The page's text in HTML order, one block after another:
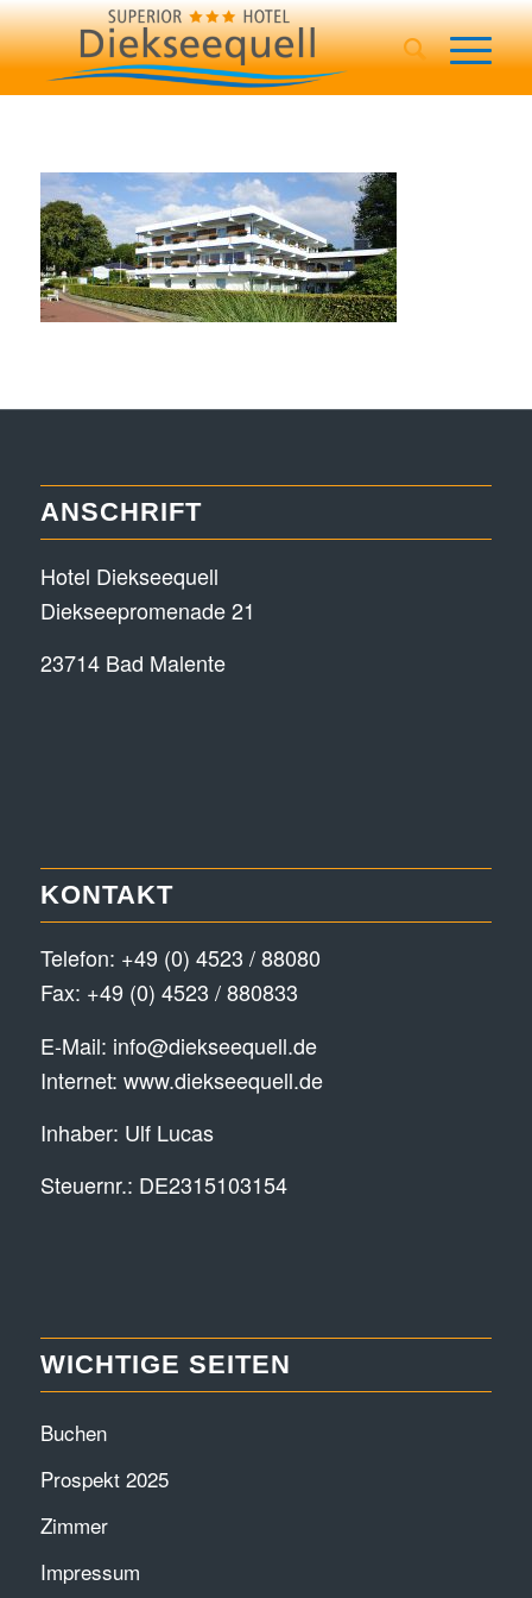
ANSCHRIFT
Hotel Diekseequell
Diekseepromenade 21
23714 Bad Malente
KONTAKT
Telefon: +49 (0) 4523 / 88080
Fax: +49 (0) 4523 / 880833
E-Mail: info@diekseequell.de
Internet: www.diekseequell.de
Inhaber: Ulf Lucas
Steuernr.: DE2315103154
WICHTIGE SEITEN
Buchen
Prospekt 2025
Zimmer
Impressum